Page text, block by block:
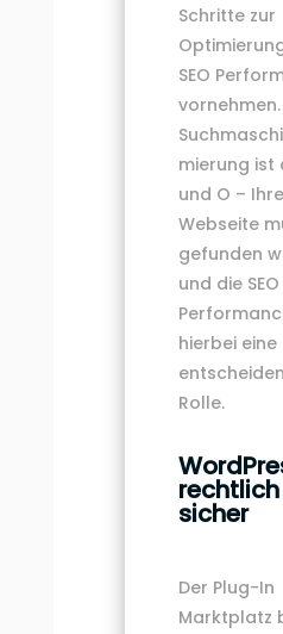
Schritte zur
SEO
vornehmen.
mierung ist
und O – Ihre
Webseite
gefunden
und die SEO
hierbei eine
Rolle.
rechtlich
sicher
Der Plug-In
Marktplatz